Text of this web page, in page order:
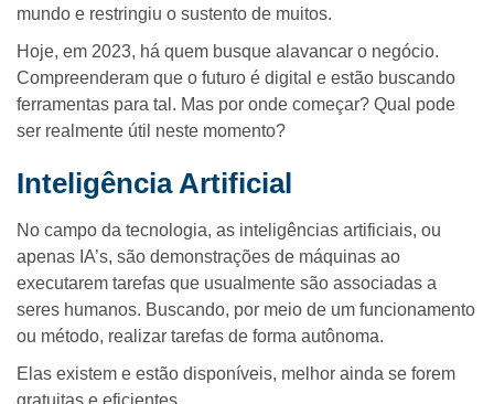
mundo e restringiu o sustento de muitos.
Hoje, em 2023, há quem busque alavancar o negócio.
Compreenderam que o futuro é digital e estão buscando
ferramentas para tal. Mas por onde começar? Qual pode
ser realmente útil neste momento?
Inteligência Artificial
No campo da tecnologia, as inteligências artificiais, ou
apenas IA’s, são demonstrações de máquinas ao
executarem tarefas que usualmente são associadas a
seres humanos. Buscando, por meio de um funcionamento
ou método, realizar tarefas de forma autônoma.
Elas existem e estão disponíveis, melhor ainda se forem
gratuitas e eficientes.